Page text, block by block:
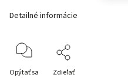
Detailné informácie
Opýtať sa Zdieľať